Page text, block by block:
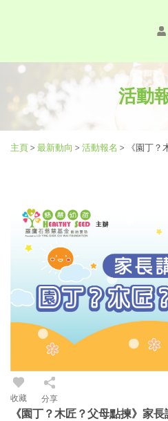
活動
主頁> 最新動向 > 活動報名 > 《園丁
收藏 分享
《園丁？木匠？父母點揀》家